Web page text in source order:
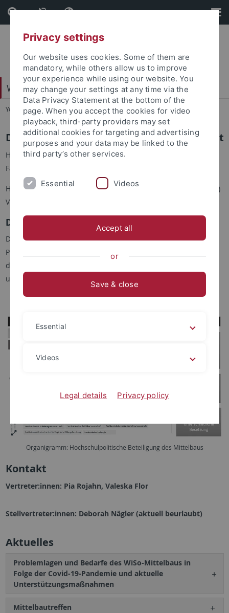
Skip
to
content
Skip
to
footer
Wirtschafts- und Sozialwissenschaftliche Fakultät
You are here: Startseite ... Statusgruppen
Die Mittelbauvertretung der WiSo-Fakultät
Herzlich Willkommen auf der Seite des Mittelbaus der WiSo-
Fakultät!
Hier stellen wir euch Informationen zur (hochschulpolitischen)
Vertretung des Mittelbaus zur Verfügung.
Die Mittelbauvertretung der WiSo-Fakultät
Der akademische Mittelbau der Universität besteht aus allen
Personen, die wissenschaftlich tätig sind und vertraglich an
der Universität angestellt sind (z.B. Promovierende, Post-Docs
und Projektmitarbeiter*innen)
Organigramm: Hochschulpolitische Beteiligung des Mittelbaus
Kontakt
Vertreter:innen: Pia Rojahn, Valeska Flor
Stellvertreter:innen: Deborah Nägler (aktuell beurlaubt)
Aktuelles
Problemlagen und Bedarfe des WiSo-Mittelbaus in
Folge der Covid-19-Pandemie und aktuelle
Unterstützungsmaßnahmen
Mittelbautreffen
Privacy settings
Our website uses cookies. Some of them are
mandatory, while others allow us to improve
your experience while using our website. You
may change your settings at any time via the
Data Privacy Statement at the bottom of the
page. When you accept the cookies for video
playback, third-party providers may set
additional cookies for targeting and advertising
purposes and your data may be linked to the
third party’s other services.
Essential Videos
Accept all
or
Save & close
Essential
Videos
Legal details Privacy policy